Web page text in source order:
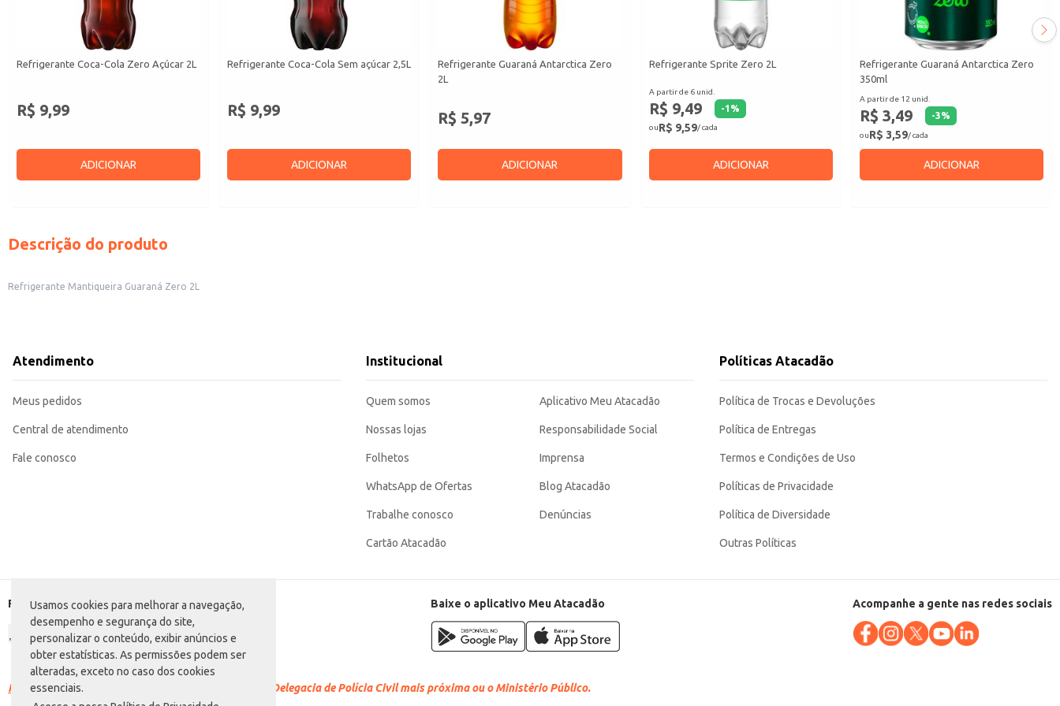
Usamos cookies para melhorar a navegação,
desempenho e segurança do site,
personalizar o conteúdo, exibir anúncios e
obter estatísticas. As permissões podem ser
alteradas, exceto no caso dos cookies
essenciais.
Refrigerante Coca-Cola Zero Açúcar 2L
R$ 9,99
ADICIONAR
Refrigerante Coca-Cola Sem açúcar 2,5L
R$ 9,99
ADICIONAR
Refrigerante Guaraná Antarctica Zero
2L
R$ 5,97
ADICIONAR
Refrigerante Sprite Zero 2L
A partir de 6 unid.
R$ 9,49 -1 %
ouR$ 9,59/ cada
ADICIONAR
Refrigerante Guaraná Antarctica Zero
350ml
A partir de 12 unid.
R$ 3,49 -3%
ouR$ 3,59/ cada
ADICIONAR
Descrição do produto
Refrigerante Mantiqueira Guaraná Zero 2L
Atendimento
Meus pedidos
Central de atendimento
Fale conosco
Institucional
Quem somos
Nossas lojas
Folhetos
WhatsApp de Ofertas
Trabalhe conosco
Cartão Atacadão
Aplicativo Meu Atacadão
Responsabilidade Social
Imprensa
Blog Atacadão
Denúncias
Políticas Atacadão
Política de Trocas e Devoluções
Política de Entregas
Termos e Condições de Uso
Políticas de Privacidade
Política de Diversidade
Outras Políticas
Formas de pagamento Baixe o aplicativo Meu Atacadão Acompanhe a gente nas redes sociais
Racismo é crime. Denuncie. Disque 100 ou procure a Delegacia de Polícia Civil mais próxima ou o Ministério Público.